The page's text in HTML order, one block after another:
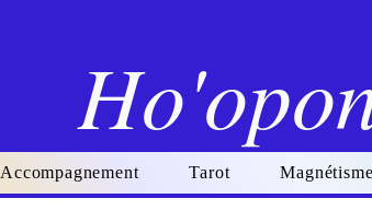
Accompagnement Tarot Magnétisme